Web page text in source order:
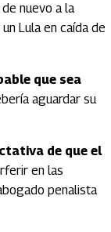
nuevo a la
Lula en caída de
que sea
aguardar su
de que el
en las
penalista